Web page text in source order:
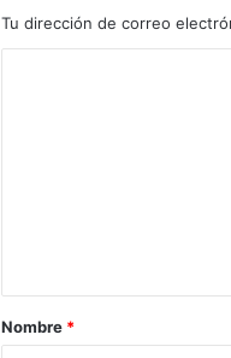
Tu dirección de correo
rNombre *